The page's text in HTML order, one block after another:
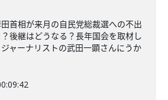
首相が来月の自民党総裁選への不出
後継はどうなる？長年国会を取材し
ャーナリストの武田一顕さんにうか